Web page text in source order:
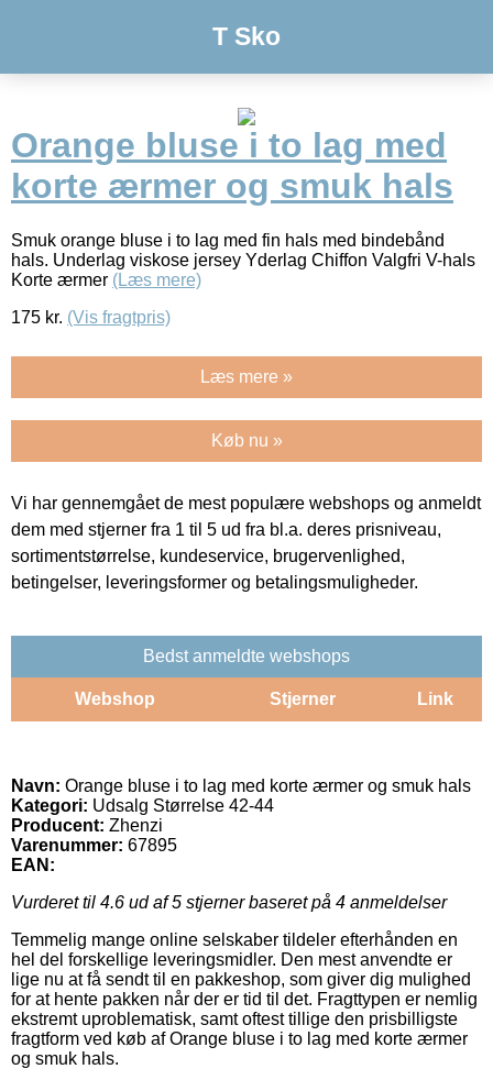
T Sko
Orange bluse i to lag med
korte ærmer og smuk hals
Smuk orange bluse i to lag med fin hals med bindebånd
hals. Underlag viskose jersey Yderlag Chiffon Valgfri V-hals
Korte ærmer (Læs mere)
175 kr. (Vis fragtpris)
Læs mere »
Køb nu »
Vi har gennemgået de mest populære webshops og anmeldt
dem med stjerner fra 1 til 5 ud fra bl.a. deres prisniveau,
sortimentstørrelse, kundeservice, brugervenlighed,
betingelser, leveringsformer og betalingsmuligheder.
Bedst anmeldte webshops
Webshop Stjerner Link
Navn: Orange bluse i to lag med korte ærmer og smuk hals
Kategori: Udsalg Størrelse 42-44
Producent: Zhenzi
Varenummer: 67895
EAN:
Vurderet til 4.6 ud af 5 stjerner baseret på 4 anmeldelser
Temmelig mange online selskaber tildeler efterhånden en
hel del forskellige leveringsmidler. Den mest anvendte er
lige nu at få sendt til en pakkeshop, som giver dig mulighed
for at hente pakken når der er tid til det. Fragttypen er nemlig
ekstremt uproblematisk, samt oftest tillige den prisbilligste
fragtform ved køb af Orange bluse i to lag med korte ærmer
og smuk hals.